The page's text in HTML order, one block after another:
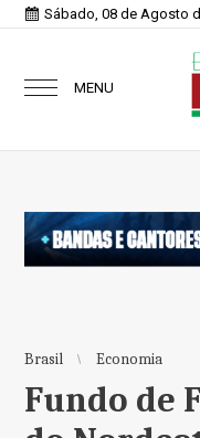
Sábado, 08 de Agosto
MENU
Brasil Economia
Fundo de